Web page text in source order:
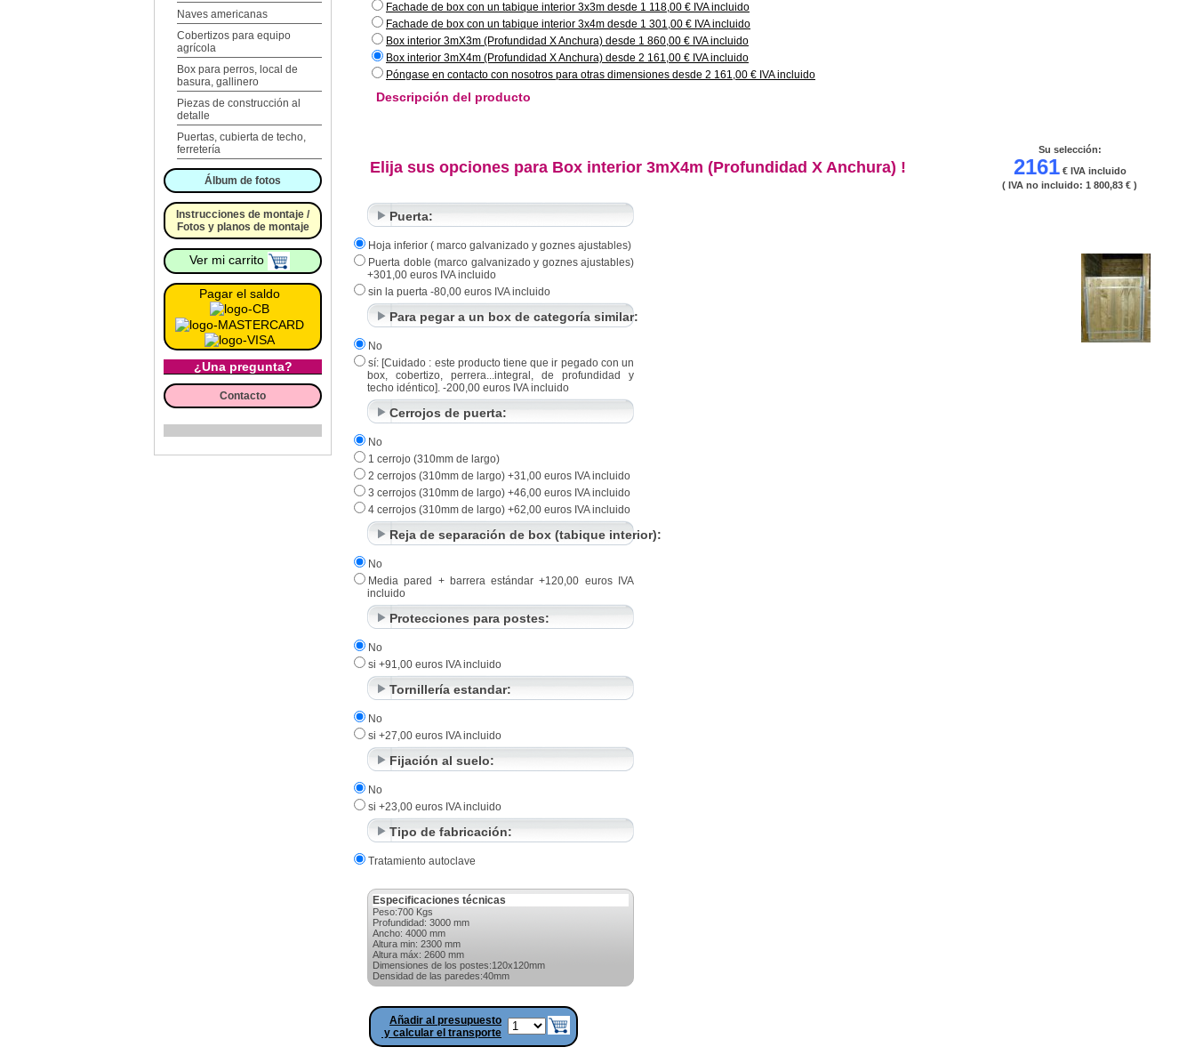
Naves americanas
Cobertizos para equipo
agrícola
Box para perros, local de
basura, gallinero
Piezas de construcción al
detalle
Puertas, cubierta de techo,
ferretería
Álbum de fotos
Instrucciones de montaje /
Fotos y planos de montaje
Ver mi carrito
Pagar el saldo
¿Una pregunta?
Contacto
Fachade de box con un tabique interior 3x3m desde 1 118,00 € IVA incluido
Fachade de box con un tabique interior 3x4m desde 1 301,00 € IVA incluido
Box interior 3mX3m (Profundidad X Anchura) desde 1 860,00 € IVA incluido
Box interior 3mX4m (Profundidad X Anchura) desde 2 161,00 € IVA incluido
Póngase en contacto con nosotros para otras dimensiones desde 2 161,00 € IVA incluido
Descripción del producto
Elija sus opciones para Box interior 3mX4m (Profundidad X Anchura) !
Su selección:
2161 € IVA incluido
( IVA no incluido: 1 800,83 € )
Puerta:
Hoja inferior ( marco galvanizado y goznes ajustables)
Puerta doble (marco galvanizado y goznes ajustables)
+301,00 euros IVA incluido
sin la puerta -80,00 euros IVA incluido
Para pegar a un box de categoría similar:
No
sí: [Cuidado : este producto tiene que ir pegado con un
box, cobertizo, perrera...integral, de profundidad y
techo idéntico]. -200,00 euros IVA incluido
Cerrojos de puerta:
No
1 cerrojo (310mm de largo)
2 cerrojos (310mm de largo) +31,00 euros IVA incluido
3 cerrojos (310mm de largo) +46,00 euros IVA incluido
4 cerrojos (310mm de largo) +62,00 euros IVA incluido
Reja de separación de box (tabique interior):
No
Media pared + barrera estándar +120,00 euros IVA
incluido
Protecciones para postes:
No
si +91,00 euros IVA incluido
Tornillería estandar:
No
si +27,00 euros IVA incluido
Fijación al suelo:
No
si +23,00 euros IVA incluido
Tipo de fabricación:
Tratamiento autoclave
Especificaciones técnicas
Peso:700 Kgs
Profundidad: 3000 mm
Ancho: 4000 mm
Altura min: 2300 mm
Altura máx: 2600 mm
Dimensiones de los postes:120x120mm
Densidad de las paredes:40mm
Añadir al presupuesto
y calcular el transporte